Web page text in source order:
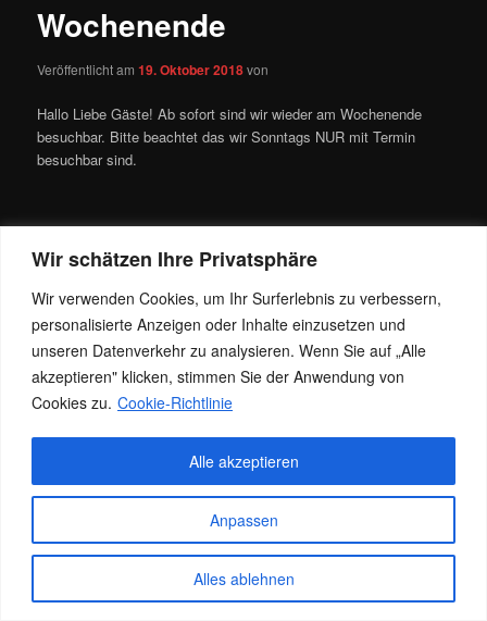
Wir schätzen Ihre Privatsphäre
Wir verwenden Cookies, um Ihr Surferlebnis zu verbessern,
personalisierte Anzeigen oder Inhalte einzusetzen und
unseren Datenverkehr zu analysieren. Wenn Sie auf „Alle
akzeptieren" klicken, stimmen Sie der Anwendung von
Cookies zu. Cookie-Richtlinie
Anpassen
Alles ablehnen
Alle akzeptieren
Wochenende
Veröffentlicht am19. Oktober 2018von
Hallo Liebe Gäste! Ab sofort sind wir wieder am Wochenende
besuchbar. Bitte beachtet das wir Sonntags NUR mit Termin
besuchbar sind.
Dieser Eintrag wurde von Jacky unter News
Lesezeichen für denPermalink.
Datenschutz Stolz präsentiert von WordPress